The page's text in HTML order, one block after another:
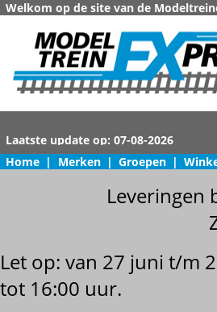
Welkom op de site van de
Home | Merken | Groepen |
Leveringen
Let op: van 27 juni t/m
tot 16:00 uur.